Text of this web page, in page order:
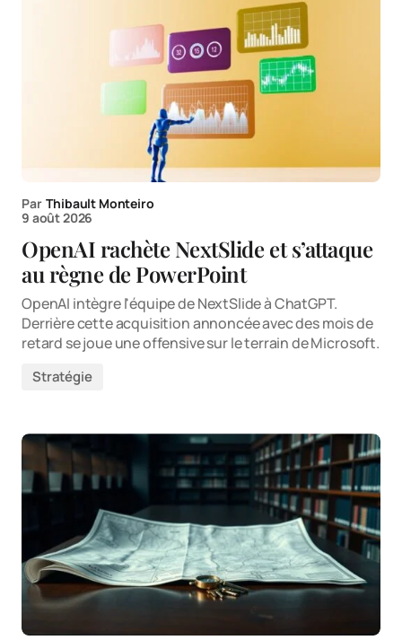
Par Thibault Monteiro
9 août 2026
OpenAI rachète NextSlide et s’attaque
au règne de PowerPoint
OpenAI intègre l'équipe de NextSlide à ChatGPT.
Derrière cette acquisition annoncée avec des mois de
retard se joue une offensive sur le terrain de Microsoft.
Stratégie